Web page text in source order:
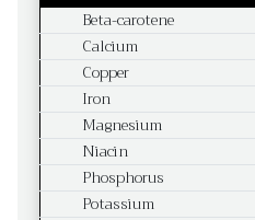
Beta-carotene
Calcium
Copper
Iron
Magnesium
Niacin
Phosphorus
Potassium